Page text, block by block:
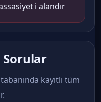
alandır
Sorular
kayıtlı tüm